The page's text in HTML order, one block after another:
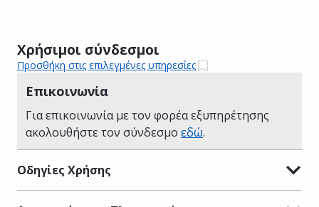
Χρήσιμοι σύνδεσμοι
Προσθήκη στις επιλεγμένες υπηρεσίες
Επικοινωνία
Για επικοινωνία με τον φορέα εξυπηρέτησης
ακολουθήστε τον σύνδεσμο εδώ.
Οδηγίες Χρήσης